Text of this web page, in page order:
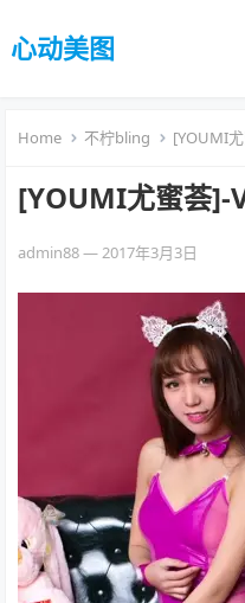
心动美图
Home 不柠bling [YOUMI
[YOUMI尤蜜荟
admin88—2017年3月3日